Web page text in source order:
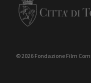
© 2026 Fondazione Film